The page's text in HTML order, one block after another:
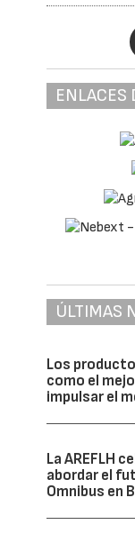
ENLACES
ÚLTIMAS
Los
como el
impulsar el
La AREFLH
abordar el
Omnibus en